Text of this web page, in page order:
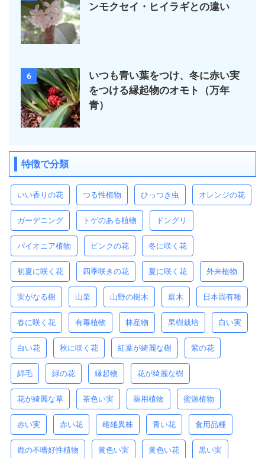
ンモクセイ・ヒイラギとの違い
6
いつも青い葉をつけ、冬に赤い実
をつける縁起物のオモト（万年
青）
特徴で分類
いい香りの花 つる性植物 ひっつき虫 オレンジの花
ガーデニング トゲのある植物 ドングリ
パイオニア植物 ピンクの花 冬に咲く花
初夏に咲く花 四季咲きの花 夏に咲く花 外来植物
実がなる樹 山菜 山野の樹木 庭木 日本固有種
春に咲く花 有毒植物 林産物 果樹栽培 白い実
白い花 秋に咲く花 紅葉が綺麗な樹 紫の花
綿毛 緑の花 縁起物 花が綺麗な樹
花が綺麗な草 茶色い実 薬用植物 蜜源植物
赤い実 赤い花 雌雄異株 青い花 食用品種
鹿の不嗜好性植物 黄色い実 黄色い花 黒い実